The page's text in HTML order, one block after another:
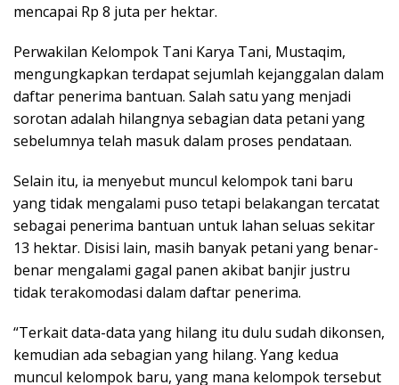
mencapai Rp 8 juta per hektar.
Perwakilan Kelompok Tani Karya Tani, Mustaqim,
mengungkapkan terdapat sejumlah kejanggalan dalam
daftar penerima bantuan. Salah satu yang menjadi
sorotan adalah hilangnya sebagian data petani yang
sebelumnya telah masuk dalam proses pendataan.
Selain itu, ia menyebut muncul kelompok tani baru
yang tidak mengalami puso tetapi belakangan tercatat
sebagai penerima bantuan untuk lahan seluas sekitar
13 hektar. Disisi lain, masih banyak petani yang benar-
benar mengalami gagal panen akibat banjir justru
tidak terakomodasi dalam daftar penerima.
“Terkait data-data yang hilang itu dulu sudah dikonsen,
kemudian ada sebagian yang hilang. Yang kedua
muncul kelompok baru, yang mana kelompok tersebut